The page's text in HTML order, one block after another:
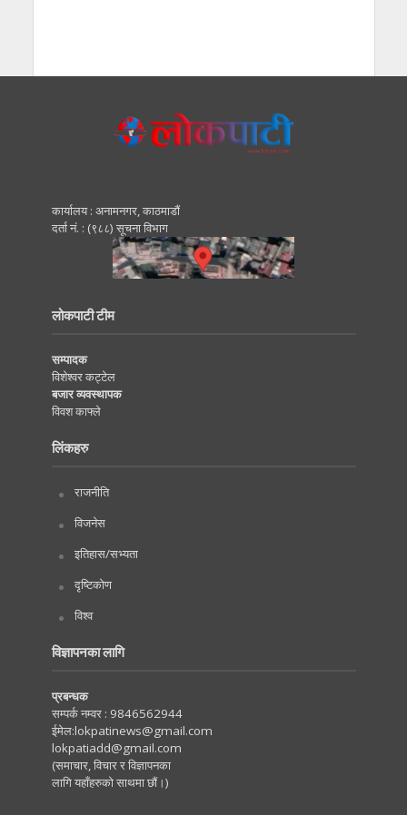
कार्यालय : अनामनगर, काठमाडाैं
दर्ता नं. : (९८८) सूचना विभाग
लोकपाटी टीम
सम्पादक
विशेश्वर कट्टेल
बजार व्यवस्थापक
विवश काफ्ले
लिंकहरु
राजनीति
विजनेस
इतिहास/सभ्यता
दृष्टिकोण
विश्व
विज्ञापनका लागि
प्रबन्धक
सम्पर्क नम्वर : 9846562944
ईमेल:lokpatinews@gmail.com
lokpatiadd@gmail.com
(समाचार, विचार र विज्ञापनका
लागि यहाँहरुको साथमा छौं।)